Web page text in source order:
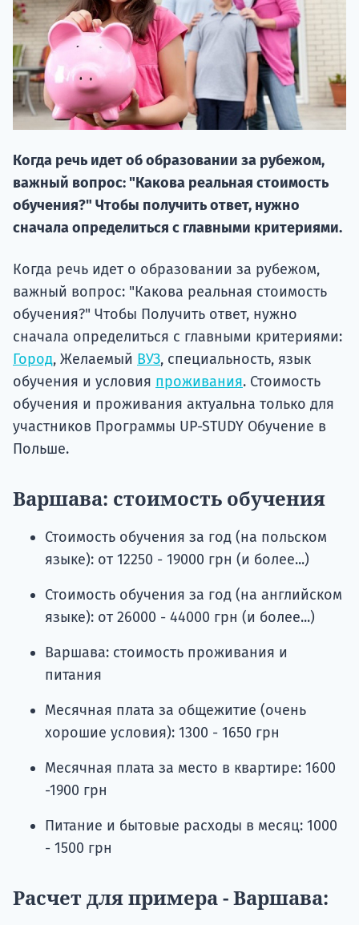
Когда речь идет об образовании за рубежом,
важный вопрос: "Какова реальная стоимость
обучения?" Чтобы получить ответ, нужно
сначала определиться с главными критериями.
Когда речь идет о образовании за рубежом,
важный вопрос: "Какова реальная стоимость
обучения?" Чтобы Получить ответ, нужно
сначала определиться с главными критериями:
Город, Желаемый ВУЗ, специальность, язык
обучения и условия проживания. Стоимость
обучения и проживания актуальна только для
участников Программы UP-STUDY Обучение в
Польше.
Варшава: стоимость обучения
Стоимость обучения за год (на польском
языке): от 12250 - 19000 грн (и более...)
Стоимость обучения за год (на английском
языке): от 26000 - 44000 грн (и более...)
Варшава: стоимость проживания и
питания
Месячная плата за общежитие (очень
хорошие условия): 1300 - 1650 грн
Месячная плата за место в квартире: 1600
-1900 грн
Питание и бытовые расходы в месяц: 1000
- 1500 грн
Расчет для примера - Варшава:
НАБОР